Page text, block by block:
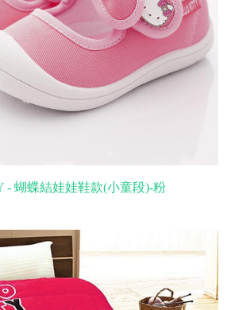
- 蝴蝶結娃娃鞋款(小童段)-粉